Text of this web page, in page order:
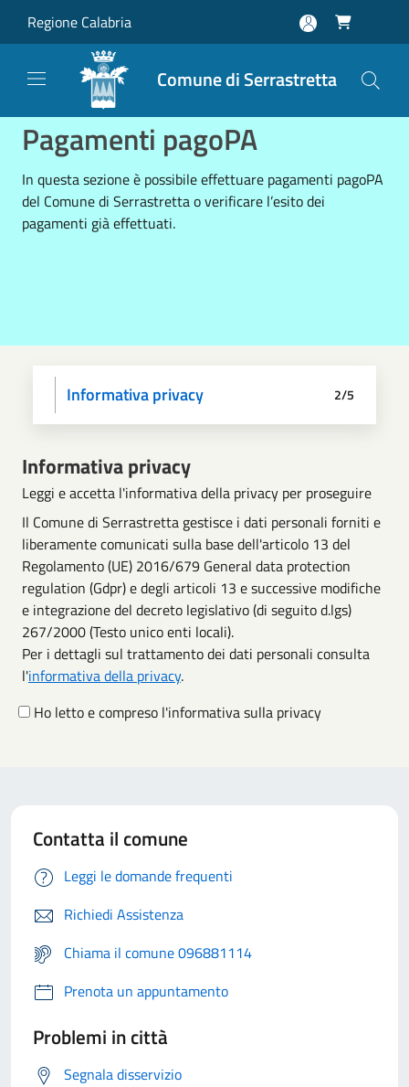
Regione Calabria 
Comune di Serrastretta
Pagamenti pagoPA
In questa sezione è possibile effettuare pagamenti pagoPA
del Comune di Serrastretta o verificare l’esito dei
pagamenti già effettuati.
Scegli operazione
Informativa privacy
Dati anagrafici
Paga
Riepilogo 2/5
Informativa privacy
Leggi e accetta l'informativa della privacy per proseguire
Il Comune di Serrastretta gestisce i dati personali forniti e
liberamente comunicati sulla base dell'articolo 13 del
Regolamento (UE) 2016/679 General data protection
regulation (Gdpr) e degli articoli 13 e successive modifiche
e integrazione del decreto legislativo (di seguito d.lgs)
267/2000 (Testo unico enti locali).
Per i dettagli sul trattamento dei dati personali consulta
l'informativa della privacy.
Ho letto e compreso l'informativa sulla privacy
Contatta il comune
Leggi le domande frequenti
Richiedi Assistenza
Chiama il comune 096881114
Prenota un appuntamento
Problemi in città
Segnala disservizio